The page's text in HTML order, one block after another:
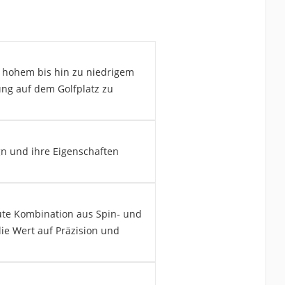
bis hin zu niedrigem
auf dem Golfplatz zu
und ihre Eigenschaften
Kombination aus Spin- und
Wert auf Präzision und